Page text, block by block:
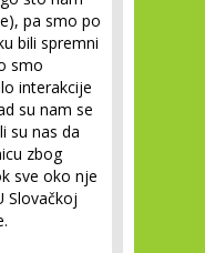
pa smo po
bili spremni
smo
interakcije
su nam se
su nas da
zbog
sve oko nje
Slovačkoj